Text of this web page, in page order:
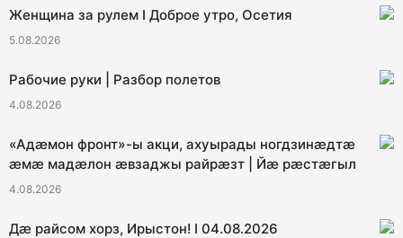
Женщина за рулем I Доброе утро, Осетия
5.08.2026
Рабочие руки | Разбор полетов
4.08.2026
«Адæмон фронт»-ы акци, ахуырады ногдзинæдтæ
æмæ мадæлон æвзаджы райрæзт | Йæ рæстæгыл
4.08.2026
Дæ райсом хорз, Ирыстон! I 04.08.2026